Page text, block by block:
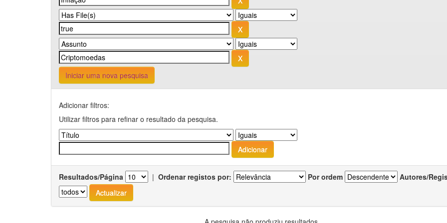
Iniciar uma nova pesquisa
Adicionar filtros:
Utilizar filtros para refinar o resultado da pesquisa.
Resultados/Página | Ordenar registos por: Por ordem Autores/